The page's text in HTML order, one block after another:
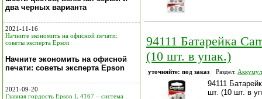
два черных варианта
2021-11-16
Начните экономить на офисной печати:
советы эксперта Epson
Начните экономить на офисной
печати: советы эксперта Epson
2021-09-20
Главная гордость Epson L 4167 – система
94111 Батарейка
(10 шт. в упак.)
уточняйте: под заказ Раздел:
94111
шт. (10 шт. в